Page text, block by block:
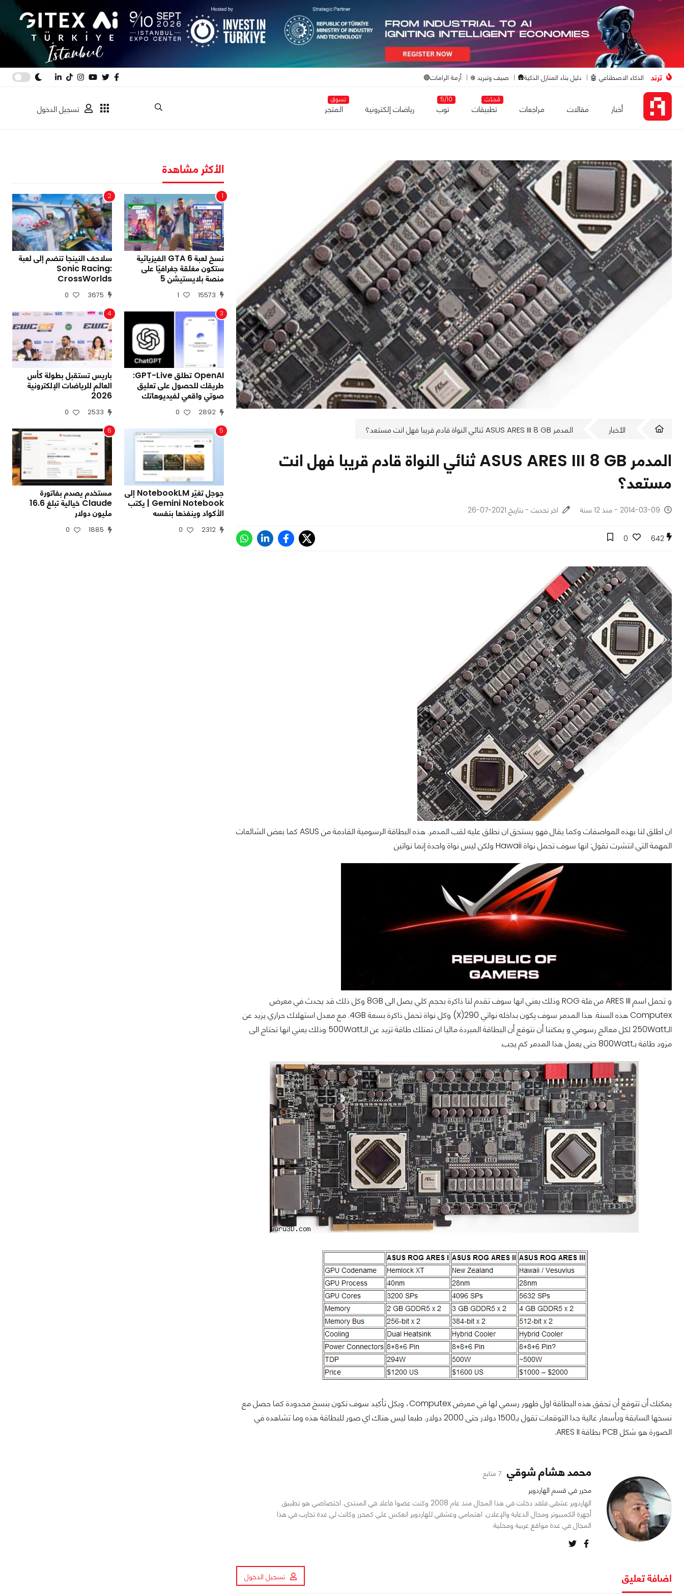
ترند الذكاء الاصطناعي 🤖 دليل بناء المنازل الذكية🛖 صيف وتبريد ❄️ أزمة الرامات🔴
أخبار مقالات مراجعات
مُحدّث
تطبيقات
5/10
توب رياضات إلكترونية
تسوق
المتجر تسجيل الدخول
الأخبار المدمر ASUS ARES III 8 GB ثنائي النواة قادم قريبا فهل انت مستعد؟
المدمر ASUS ARES III 8 GB ثنائي النواة قادم قريبا فهل انت
مستعد؟
2014-03-09 - منذ 12 سنة اخر تحديث - بتاريخ 2021-07-26
642
0
ان اطلق لنا بهذه المواصفات وكما يقال فهو يستحق ان نطلق عليه لقب المدمر. هذه البطاقة الرسومية القادمة من ASUS كما بعض الشائعات
المهمة التي انتشرت تقول: انها سوف تحمل نواة Hawaii ولكن ليس نواة واحدة إنما نواتين
و تحمل اسم ARES III من فئة ROG وذلك يعني انها سوف تقدم لنا ذاكرة بحجم كلي يصل الى 8GB وكل ذلك قد يحدث في معرض
Computex هذه السنة. هذا المدمر سوف يكون بداخله نواتي 290(X) وكل نواة تحمل ذاكرة بسعة 4GB. مع معدل استهلاك حراري يزيد عن
الـ250Watt لكل معالج رسومي و يمكننا أن نتوقع أن البطاقة المبردة مائيا ان تمتلك طاقة تزيد عن الـ500Watt وذلك يعني انها تحتاج الى
مزود طاقة بـ800Watt حتى يعمل هذا المدمر كم يجب.
يمكنك أن تتوقع أن تحقق هذه البطاقة اول ظهور رسمي لها في معرض Computex، وبكل تأكيد سوف تكون بنسخ محدودة كما حصل مع
نسخها السابقة وبأسعار غالية جدا التوقعات تقول بـ1500 دولار حتى 2000 دولار. طبعا ليس هناك اي صور للبطاقة هذه وما تشاهده في
الصورة هو شكل PCB بطاقة ARES II.
محمد هشام شوقي 7 متابع
محرر في قسم الهاردوير
الهاردوير عشقي فلقد دخلت في هذا المجال منذ عام 2008 وكنت عضوا فاعلا في المنتدى. اختصاصي هو تطبيق
أجهزة الكمبيوتر ومجال الدعاية والإعلان. اهتمامي وعشقي للهاردوير انعكس علي كمحرر وكانت لي عدة تجارب في هذا
المجال في عدة مواقع عربية ومحلية.
اضافة تعليق تسجيل الدخول
الأكثر مشاهدة
1
نسخ لعبة GTA 6 الفيزيائية
ستكون مغلقة جغرافيًا على
منصة بلايستيشن 5
15573
1
2
سلاحف النينجا تنضم إلى لعبة
Sonic Racing:
CrossWorlds
3675
0
3
OpenAI تطلق GPT-Live:
طريقك للحصول على تعليق
صوتي واقعي لفيديوهاتك
2892
0
4
باريس تستقبل بطولة كأس
العالم للرياضات الإلكترونية
2026
2533
0
5
جوجل تغيّر NotebookLM إلى
Gemini Notebook | يكتب
الأكواد وينفذها بنفسه
2312
0
6
مستخدم يصدم بفاتورة
Claude خيالية تبلغ 16.6
مليون دولار
1885
0